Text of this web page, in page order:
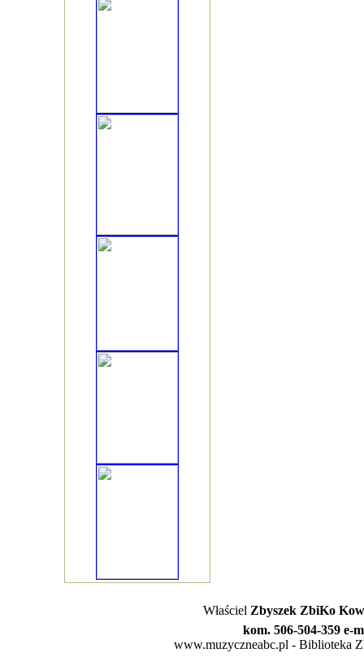
Właściel Zbyszek ZbiKo
kom. 506-504-359 e-
www.muzyczneabc.pl - Biblioteka